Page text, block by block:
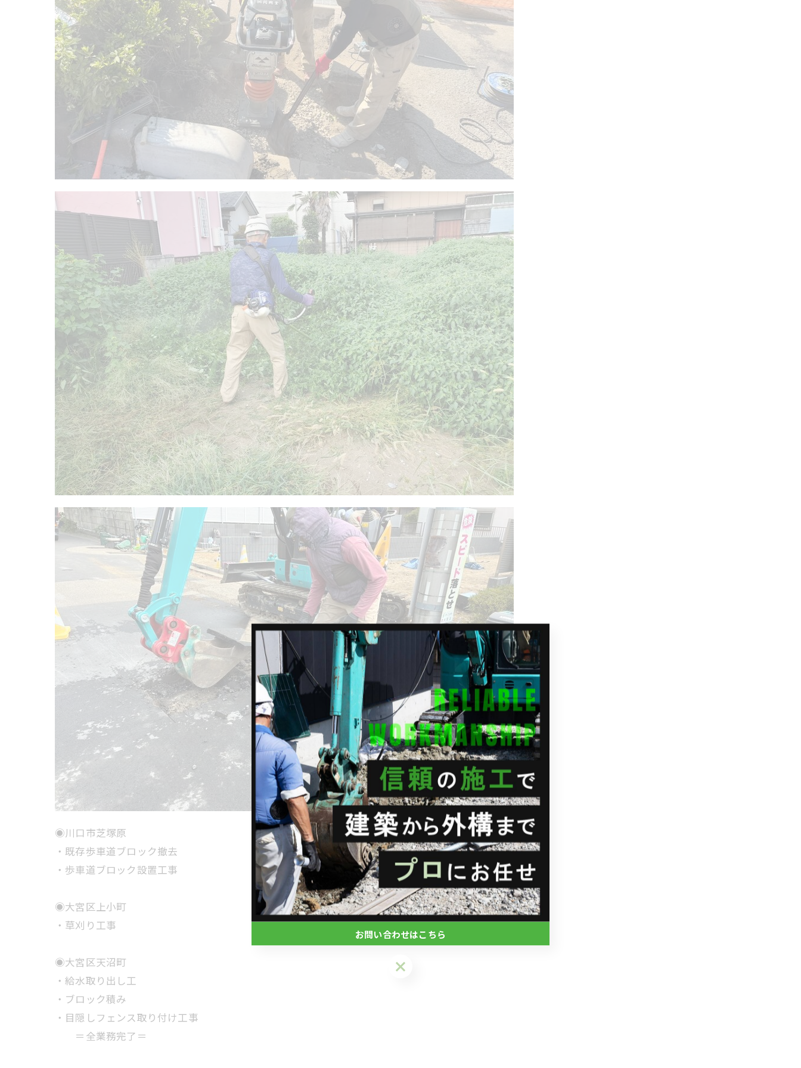
◉川口市芝塚原
・既存歩車道ブロック撤去
・歩車道ブロック設置工事
◉大宮区上小町
・草刈り工事
◉大宮区天沼町
・給水取り出し工
・ブロック積み
・目隠しフェンス取り付け工事
＝全業務完了＝
お問い合わせはこちら
お問い合わせはこちら